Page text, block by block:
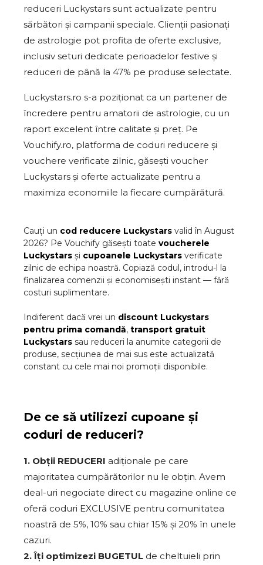
reduceri Luckystars sunt actualizate pentru
sărbători și campanii speciale. Clienții pasionați
de astrologie pot profita de oferte exclusive,
inclusiv seturi dedicate perioadelor festive și
reduceri de până la 47% pe produse selectate.
Luckystars.ro s-a poziționat ca un partener de
încredere pentru amatorii de astrologie, cu un
raport excelent între calitate și preț. Pe
Vouchify.ro, platforma de coduri reducere și
vouchere verificate zilnic, găsești voucher
Luckystars și oferte actualizate pentru a
maximiza economiile la fiecare cumpărătură.
Cauți un cod reducere Luckystars valid în August
2026? Pe Vouchify găsești toate voucherele
Luckystars și cupoanele Luckystars verificate
zilnic de echipa noastră. Copiază codul, introdu-l la
finalizarea comenzii și economisești instant — fără
costuri suplimentare.
Indiferent dacă vrei un discount Luckystars
pentru prima comandă, transport gratuit
Luckystars sau reduceri la anumite categorii de
produse, secțiunea de mai sus este actualizată
constant cu cele mai noi promoții disponibile.
De ce să utilizezi cupoane și
coduri de reduceri?
1. Obții REDUCERI adiționale pe care
majoritatea cumpărătorilor nu le obțin. Avem
deal-uri negociate direct cu magazine online ce
oferă coduri EXCLUSIVE pentru comunitatea
noastră de 5%, 10% sau chiar 15% și 20% în unele
cazuri.
2. Îți optimizezi BUGETUL de cheltuieli prin